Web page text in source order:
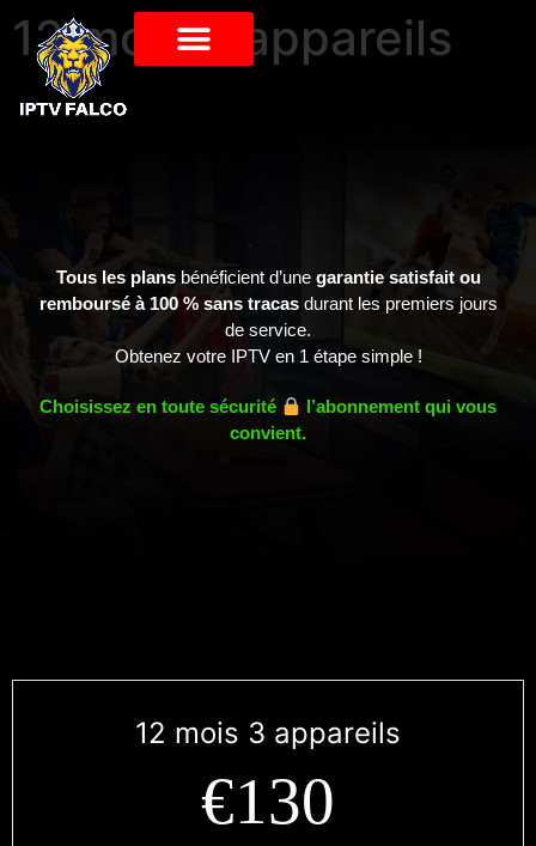
12 mois 3 appareils
Tous les plansbénéficient d’une garantie satisfait ou
remboursé à 100 % sans tracasdurant les premiers jours
de service.
Obtenez votre IPTV en 1 étape simple !
Choisissez en toute sécurité
l’abonnement qui vous
convient.
12 mois 3 appareils
€130